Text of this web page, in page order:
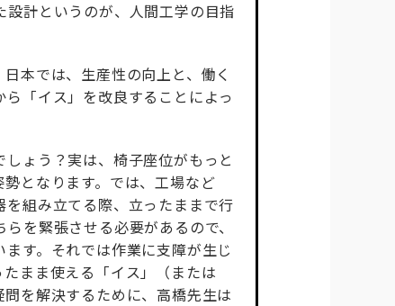
計というのが、人間工学の目指
本では、生産性の向上と、働く
「イス」を改良することによっ
ょう？実は、椅子座位がもっと
となります。では、工場など
組み立てる際、立ったままで行
を緊張させる必要があるので、
す。それでは作業に支障が生じ
まま使える「イス」（または
を解決するために、高橋先生は